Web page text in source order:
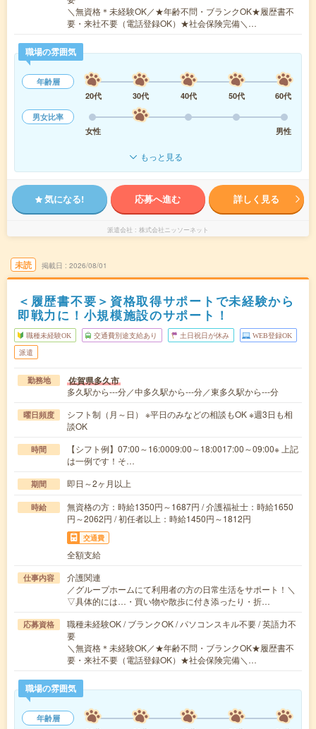
＼無資格＊未経験OK／★年齢不問・ブランクOK★履歴書不
要・来社不要（電話登録OK）★社会保険完備＼…
職場の雰囲気
年齢層
20代
30代 40代 50代
60代
男女比率
女性
男性
もっと見る
気になる! 応募へ進む 詳しく見る
派遣会社 株式会社ニッソーネット
未読 掲載日 2026/08/01
＜履歴書不要＞資格取得サポートで未経験から
即戦力に！小規模施設のサポート！
職種未経験OK 交通費別途支給あり 土日祝日が休み WEB登録OK
派遣
勤務地 佐賀県多久市
多久駅から---分／中多久駅から---分／東多久駅から---分
曜日頻度
シフト制（月～日） ※平日のみなどの相談もOK ※週3日も相
談OK
時間
【シフト例】07:00～16:0009:00～18:0017:00～09:00※ 上記
は一例です！そ…
期間 即日～2ヶ月以上
時給
無資格の方：時給1350円～1687円 / 介護福祉士：時給1650
円～2062円 / 初任者以上：時給1450円～1812円
交通費
全額支給
仕事内容
介護関連
／グループホームにて利用者の方の日常生活をサポート！＼
▽具体的には…・買い物や散歩に付き添ったり・折…
応募資格
職種未経験OK / ブランクOK / パソコンスキル不要 / 英語力不
要
＼無資格＊未経験OK／★年齢不問・ブランクOK★履歴書不
要・来社不要（電話登録OK）★社会保険完備＼…
職場の雰囲気
年齢層